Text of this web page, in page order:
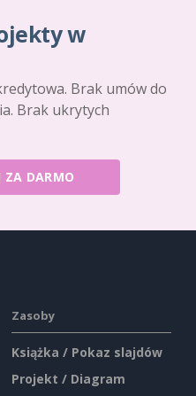
w
Brak umów do
Brak ukrytych
ZA DARMO
Zasoby
Książka / Pokaz slajdów
Projekt / Diagram